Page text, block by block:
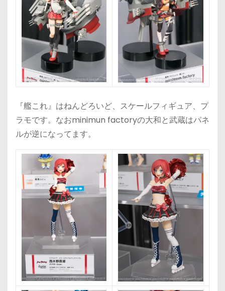
『艦これ』はねんどろいど、スケールフィギュア、プ
ラモです。なおminimun factoryの大和と武蔵はパネ
ルが逆になってます。